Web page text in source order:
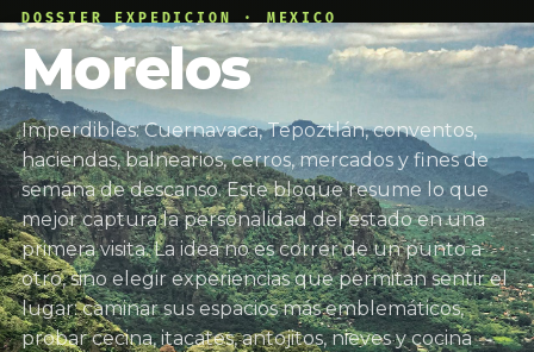
DOSSIER EXPEDICION · MEXICO
Morelos
Imperdibles: Cuernavaca, Tepoztlán, conventos,
haciendas, balnearios, cerros, mercados y fines de
semana de descanso. Este bloque resume lo que
mejor captura la personalidad del estado en una
primera visita. La idea no es correr de un punto a
otro, sino elegir experiencias que permitan sentir el
lugar: caminar sus espacios más emblemáticos,
probar cecina, itacates, antojitos, nieves y cocina